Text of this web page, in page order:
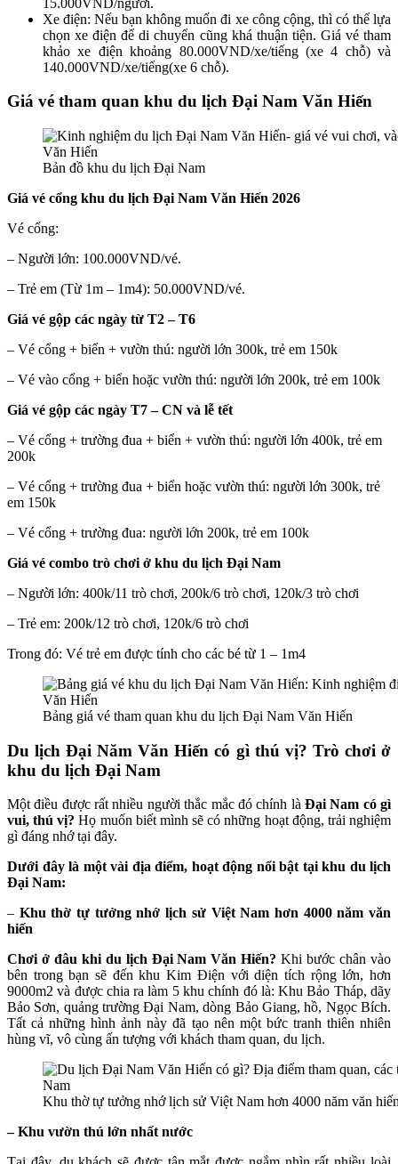
Xe điện: Nếu bạn không muốn đi xe công cộng, thì có thể lựa
chọn xe điện để di chuyển cũng khá thuận tiện. Giá vé tham
khảo xe điện khoảng 80.000VND/xe/tiếng (xe 4 chỗ) và
140.000VND/xe/tiếng(xe 6 chỗ).
Giá vé tham quan khu du lịch Đại Nam Văn Hiến
Bản đồ khu du lịch Đại Nam
Giá vé cổng khu du lịch Đại Nam Văn Hiến 2026
Vé cổng:
– Người lớn: 100.000VND/vé.
– Trẻ em (Từ 1m – 1m4): 50.000VND/vé.
Giá vé gộp các ngày từ T2 – T6
– Vé cổng + biển + vườn thú: người lớn 300k, trẻ em 150k
– Vé vào cổng + biển hoặc vườn thú: người lớn 200k, trẻ em 100k
Giá vé gộp các ngày T7 – CN và lễ tết
– Vé cổng + trường đua + biển + vườn thú: người lớn 400k, trẻ em
200k
– Vé cổng + trường đua + biển hoặc vườn thú: người lớn 300k, trẻ
em 150k
– Vé cổng + trường đua: người lớn 200k, trẻ em 100k
Giá vé combo trò chơi ở khu du lịch Đại Nam
– Người lớn: 400k/11 trò chơi, 200k/6 trò chơi, 120k/3 trò chơi
– Trẻ em: 200k/12 trò chơi, 120k/6 trò chơi
Trong đó: Vé trẻ em được tính cho các bé từ 1 – 1m4
Bảng giá vé tham quan khu du lịch Đại Nam Văn Hiến
Du lịch Đại Năm Văn Hiến có gì thú vị? Trò chơi ở
khu du lịch Đại Nam
Một điều được rất nhiều người thắc mắc đó chính là Đại Nam có gì
vui, thú vị?Họ muốn biết mình sẽ có những hoạt động, trải nghiệm
gì đáng nhớ tại đây.
Dưới đây là một vài địa điểm, hoạt động nổi bật tại khu du lịch
Đại Nam:
– Khu thờ tự tưởng nhớ lịch sử Việt Nam hơn 4000 năm văn
hiến
Chơi ở đâu khi du lịch Đại Nam Văn Hiến? Khi bước chân vào
bên trong bạn sẽ đến khu Kim Điện với diện tích rộng lớn, hơn
9000m2 và được chia ra làm 5 khu chính đó là: Khu Bảo Tháp, dãy
Bảo Sơn, quảng trường Đại Nam, dòng Bảo Giang, hồ, Ngọc Bích.
Tất cả những hình ảnh này đã tạo nên một bức tranh thiên nhiên
hùng vĩ, vô cùng ấn tượng với khách tham quan, du lịch.
Khu thờ tự tưởng nhớ lịch sử Việt Nam hơn 4000 năm văn
– Khu vườn thú lớn nhất nước